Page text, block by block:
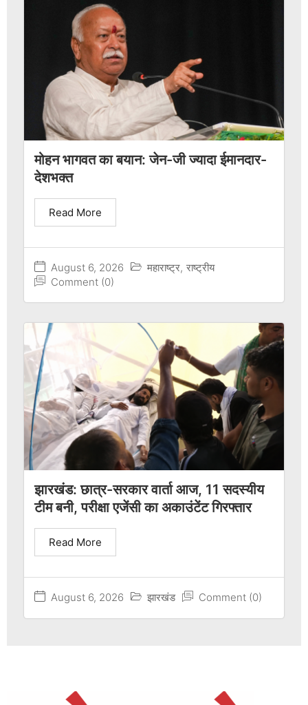
मोहन भागवत का बयान: जेन-जी ज्यादा ईमानदार-
देशभक्त
August 6, 2026 महाराष्ट्र, राष्ट्रीय
Comment (0)
Read More
झारखंड: छात्र-सरकार वार्ता आज, 11 सदस्यीय
टीम बनी, परीक्षा एजेंसी का अकाउंटेंट गिरफ्तार
August 6, 2026 झारखंड Comment (0)
Read More